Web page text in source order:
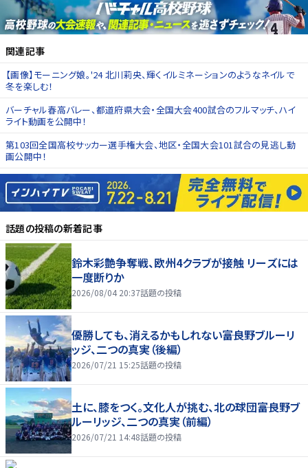
関連記事
【画像】モーニング娘。'24 北川莉央、輝くイルミネーションのようなネイルで
冬を楽しむ！
バーチャル春高バレー、都道府県大会・全国大会400試合のフルマッチ、ハイ
ライト動画を公開中！
第103回全国高校サッカー選手権大会、地区・全国大会101試合の見逃し動
画公開中！
話題の投稿の新着記事
鈴木彩艶争奪戦、欧州4クラブが接触 リーズには
一度断りか
2026/08/04 20:37話題の投稿
優勝しても、消えるかもしれない――富良野ブルーリ
ッジ、二つの真実（後編）
2026/07/21 15:25話題の投稿
土に、膝をつく。文化人が挑む、北の球団――富良野ブ
ルーリッジ、二つの真実（前編）
2026/07/21 14:48話題の投稿